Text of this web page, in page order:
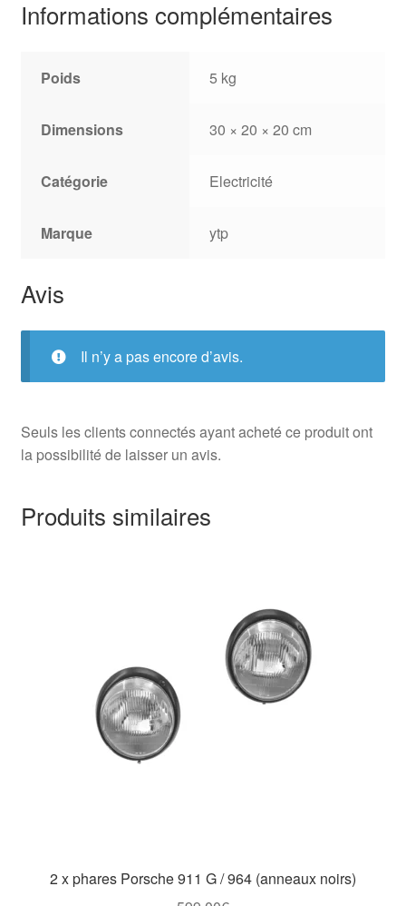
Informations complémentaires
Poids 5 kg
Dimensions 30 × 20 × 20 cm
Catégorie Electricité
Marque ytp
Avis
Il n’y a pas encore d’avis.
Seuls les clients connectés ayant acheté ce produit ont
la possibilité de laisser un avis.
Produits similaires
2 x phares Porsche 911 G / 964 (anneaux noirs)